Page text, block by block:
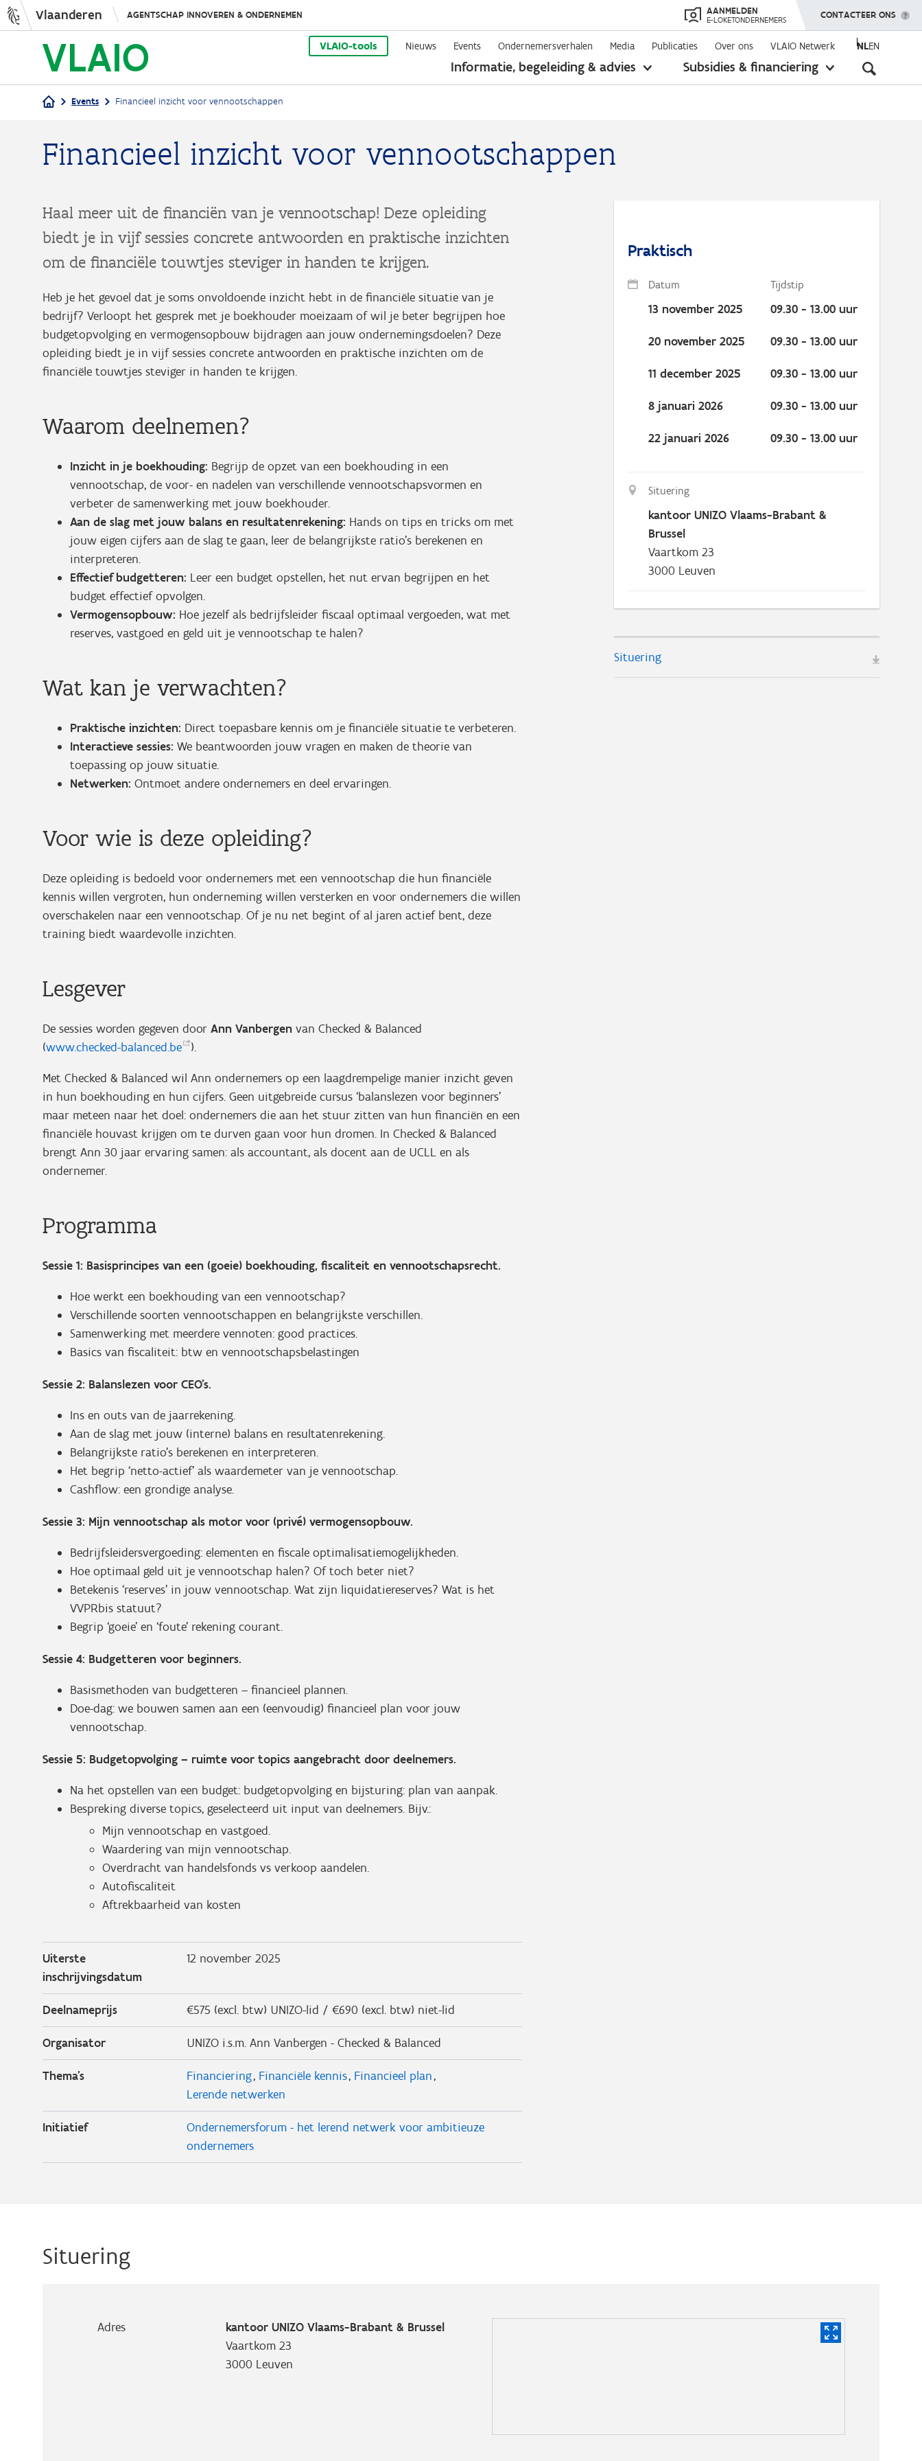
Overslaan
en
naar
de
Vlaanderen AGENTSCHAP INNOVEREN & ONDERNEMEN AANMELDEN
E-LOKETONDERNEMERS TOON MENU
CONTACTEER ONS
VLAIO-tools Nieuws Events Ondernemersverhalen Media Publicaties Over ons VLAIO Netwerk NLEN
Informatie, begeleiding & advies
toon
Subsidies & financiering
toon
Kruimelpad
Events Financieel inzicht voor vennootschappen
Financieel inzicht voor vennootschappen
Haal meer uit de financiën van je vennootschap! Deze opleiding
biedt je in vijf sessies concrete antwoorden en praktische inzichten
om de financiële touwtjes steviger in handen te krijgen.
Heb je het gevoel dat je soms onvoldoende inzicht hebt in de financiële situatie van je
bedrijf? Verloopt het gesprek met je boekhouder moeizaam of wil je beter begrijpen hoe
budgetopvolging en vermogensopbouw bijdragen aan jouw ondernemingsdoelen? Deze
opleiding biedt je in vijf sessies concrete antwoorden en praktische inzichten om de
financiële touwtjes steviger in handen te krijgen.
Waarom deelnemen?
Inzicht in je boekhouding: Begrijp de opzet van een boekhouding in een
vennootschap, de voor- en nadelen van verschillende vennootschapsvormen en
verbeter de samenwerking met jouw boekhouder.
Aan de slag met jouw balans en resultatenrekening: Hands on tips en tricks om met
jouw eigen cijfers aan de slag te gaan, leer de belangrijkste ratio’s berekenen en
interpreteren.
Effectief budgetteren: Leer een budget opstellen, het nut ervan begrijpen en het
budget effectief opvolgen.
Vermogensopbouw: Hoe jezelf als bedrijfsleider fiscaal optimaal vergoeden, wat met
reserves, vastgoed en geld uit je vennootschap te halen?
Wat kan je verwachten?
Praktische inzichten: Direct toepasbare kennis om je financiële situatie te verbeteren.
Interactieve sessies: We beantwoorden jouw vragen en maken de theorie van
toepassing op jouw situatie.
Netwerken: Ontmoet andere ondernemers en deel ervaringen.
Voor wie is deze opleiding?
Deze opleiding is bedoeld voor ondernemers met een vennootschap die hun financiële
kennis willen vergroten, hun onderneming willen versterken en voor ondernemers die willen
overschakelen naar een vennootschap. Of je nu net begint of al jaren actief bent, deze
training biedt waardevolle inzichten.
Lesgever
De sessies worden gegeven door Ann Vanbergen van Checked & Balanced
(www.checked-balanced.be ).
Met Checked & Balanced wil Ann ondernemers op een laagdrempelige manier inzicht geven
in hun boekhouding en hun cijfers. Geen uitgebreide cursus ‘balanslezen voor beginners’
maar meteen naar het doel: ondernemers die aan het stuur zitten van hun financiën en een
financiële houvast krijgen om te durven gaan voor hun dromen. In Checked & Balanced
brengt Ann 30 jaar ervaring samen: als accountant, als docent aan de UCLL en als
ondernemer.
Programma
Sessie 1: Basisprincipes van een (goeie) boekhouding, fiscaliteit en vennootschapsrecht.
Hoe werkt een boekhouding van een vennootschap?
Verschillende soorten vennootschappen en belangrijkste verschillen.
Samenwerking met meerdere vennoten: good practices.
Basics van fiscaliteit: btw en vennootschapsbelastingen
Sessie 2: Balanslezen voor CEO’s.
Ins en outs van de jaarrekening.
Aan de slag met jouw (interne) balans en resultatenrekening.
Belangrijkste ratio’s berekenen en interpreteren.
Het begrip ‘netto-actief’ als waardemeter van je vennootschap.
Cashflow: een grondige analyse.
Sessie 3: Mijn vennootschap als motor voor (privé) vermogensopbouw.
Bedrijfsleidersvergoeding: elementen en fiscale optimalisatiemogelijkheden.
Hoe optimaal geld uit je vennootschap halen? Of toch beter niet?
Betekenis ‘reserves’ in jouw vennootschap. Wat zijn liquidatiereserves? Wat is het
VVPRbis statuut?
Begrip ‘goeie’ en ‘foute’ rekening courant.
Sessie 4: Budgetteren voor beginners.
Basismethoden van budgetteren – financieel plannen.
Doe-dag: we bouwen samen aan een (eenvoudig) financieel plan voor jouw
vennootschap.
Sessie 5: Budgetopvolging – ruimte voor topics aangebracht door deelnemers.
Na het opstellen van een budget: budgetopvolging en bijsturing: plan van aanpak.
Bespreking diverse topics, geselecteerd uit input van deelnemers. Bijv.:
Mijn vennootschap en vastgoed.
Waardering van mijn vennootschap.
Overdracht van handelsfonds vs verkoop aandelen.
Autofiscaliteit
Aftrekbaarheid van kosten
Uiterste
inschrijvingsdatum
12 november 2025
Deelnameprijs €575 (excl. btw) UNIZO-lid / €690 (excl. btw) niet-lid
Organisator UNIZO i.s.m. Ann Vanbergen - Checked & Balanced
Thema's Financiering Financiële kennis Financieel plan
Lerende netwerken
Initiatief
Ondernemersforum - het lerend netwerk voor ambitieuze
ondernemers
Praktisch
Datum Tijdstip
13 november 2025 09.30 - 13.00 uur
20 november 2025 09.30 - 13.00 uur
11 december 2025 09.30 - 13.00 uur
8 januari 2026 09.30 - 13.00 uur
22 januari 2026 09.30 - 13.00 uur
Situering
kantoor UNIZO Vlaams-Brabant &
Brussel
Vaartkom 23
3000 Leuven
Situering
Situering
Adres
kantoor UNIZO Vlaams-Brabant & Brussel
Vaartkom 23
3000 Leuven